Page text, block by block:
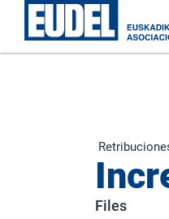
Files